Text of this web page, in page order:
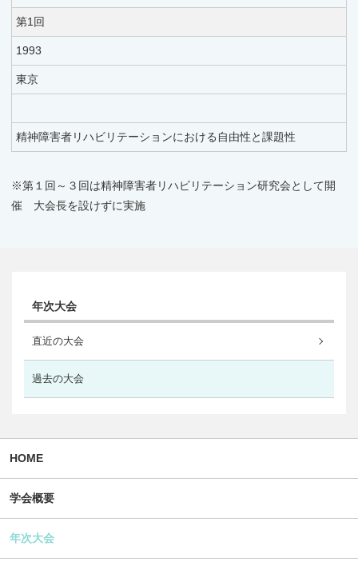
第1回
1993
東京
精神障害者リハビリテーションにおける自由性と課題性
※第１回～３回は精神障害者リハビリテーション研究会として開
催 大会長を設けずに実施
年次大会
直近の大会
過去の大会
HOME
学会概要
年次大会